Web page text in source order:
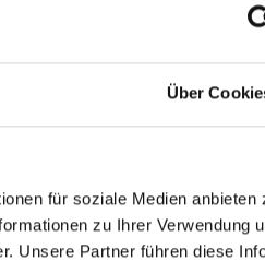
Über
für soziale Medien anbieten
zu Ihrer Verwendung
Unsere Partner führen diese
und Bilderrahmen direkt aus